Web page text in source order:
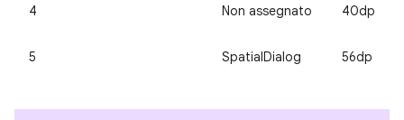
4 Non assegnato 40dp
5 SpatialDialog 56dp